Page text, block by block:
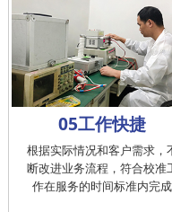
05工作快捷
根据实际情况和客户需求，
断改进业务流程，符合校准
作在服务的时间标准内完成